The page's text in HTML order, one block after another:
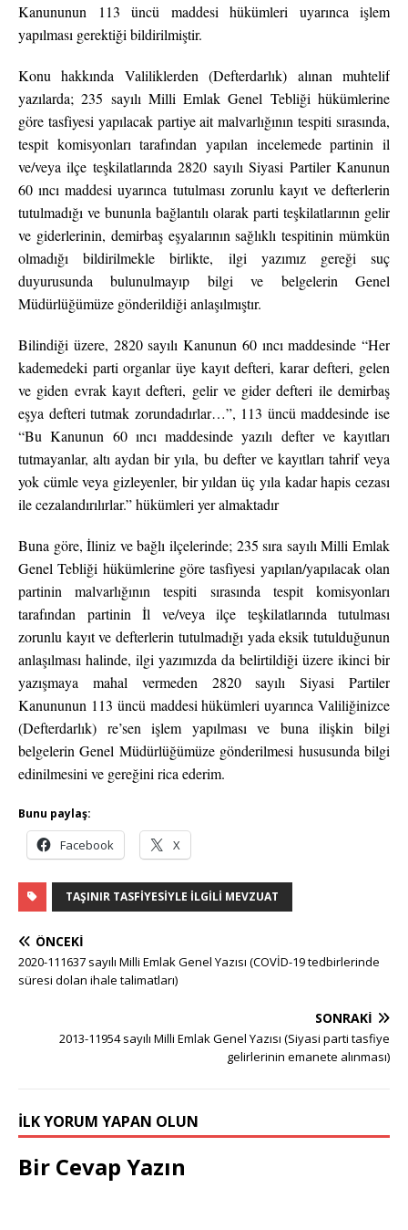
Kanununun 113 üncü maddesi hükümleri uyarınca işlem
yapılması gerektiği bildirilmiştir.
Konu hakkında Valiliklerden (Defterdarlık) alınan muhtelif
yazılarda; 235 sayılı Milli Emlak Genel Tebliği hükümlerine
göre tasfiyesi yapılacak partiye ait malvarlığının tespiti sırasında,
tespit komisyonları tarafından yapılan incelemede partinin il
ve/veya ilçe teşkilatlarında 2820 sayılı Siyasi Partiler Kanunun
60 ıncı maddesi uyarınca tutulması zorunlu kayıt ve defterlerin
tutulmadığı ve bununla bağlantılı olarak parti teşkilatlarının gelir
ve giderlerinin, demirbaş eşyalarının sağlıklı tespitinin mümkün
olmadığı bildirilmekle birlikte, ilgi yazımız gereği suç
duyurusunda bulunulmayıp bilgi ve belgelerin Genel
Müdürlüğümüze gönderildiği anlaşılmıştır.
Bilindiği üzere, 2820 sayılı Kanunun 60 ıncı maddesinde “Her
kademedeki parti organlar üye kayıt defteri, karar defteri, gelen
ve giden evrak kayıt defteri, gelir ve gider defteri ile demirbaş
eşya defteri tutmak zorundadırlar…”, 113 üncü maddesinde ise
“Bu Kanunun 60 ıncı maddesinde yazılı defter ve kayıtları
tutmayanlar, altı aydan bir yıla, bu defter ve kayıtları tahrif veya
yok cümle veya gizleyenler, bir yıldan üç yıla kadar hapis cezası
ile cezalandırılırlar.” hükümleri yer almaktadır
Buna göre, İliniz ve bağlı ilçelerinde; 235 sıra sayılı Milli Emlak
Genel Tebliği hükümlerine göre tasfiyesi yapılan/yapılacak olan
partinin malvarlığının tespiti sırasında tespit komisyonları
tarafından partinin İl ve/veya ilçe teşkilatlarında tutulması
zorunlu kayıt ve defterlerin tutulmadığı yada eksik tutulduğunun
anlaşılması halinde, ilgi yazımızda da belirtildiği üzere ikinci bir
yazışmaya mahal vermeden 2820 sayılı Siyasi Partiler
Kanununun 113 üncü maddesi hükümleri uyarınca Valiliğinizce
(Defterdarlık) re’sen işlem yapılması ve buna ilişkin bilgi
belgelerin Genel Müdürlüğümüze gönderilmesi hususunda bilgi
edinilmesini ve gereğini rica ederim.
Bunu paylaş:
Facebook X
TAŞINIR TASFIYESIYLE İLGILI MEVZUAT
ÖNCEKI
2020-111637 sayılı Milli Emlak Genel Yazısı (COVİD-19 tedbirlerinde
süresi dolan ihale talimatları)
SONRAKI
2013-11954 sayılı Milli Emlak Genel Yazısı (Siyasi parti tasfiye
gelirlerinin emanete alınması)
İLK YORUM YAPAN OLUN
Bir Cevap Yazın